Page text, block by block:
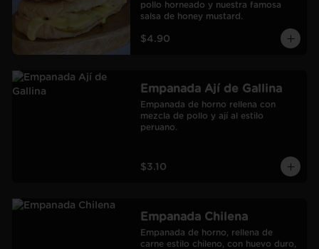
pollo horneado y nuestra famosa
salsa de honey mustard.
$4.90
Empanada Ají de Gallina
Empanada de horno rellena con
mezcla de pollo y ají al estilo
peruano.
$3.10
Empanada Chilena
Empanada de horno, rellena de
carne estilo chileno, con huevo duro,